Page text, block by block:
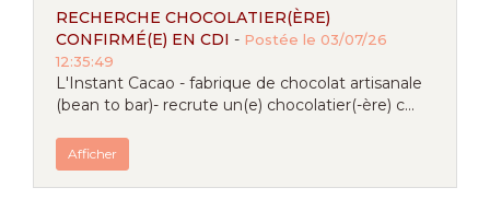
RECHERCHE CHOCOLATIER(ÈRE)
CONFIRMÉ(E) EN CDI - Postée le 03/07/26
12:35:49
L'Instant Cacao - fabrique de chocolat artisanale
(bean to bar)- recrute un(e) chocolatier(-ère) c...
Afficher